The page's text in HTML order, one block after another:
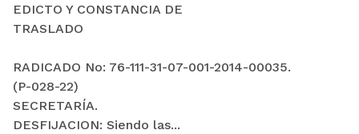
EDICTO Y CONSTANCIA DE
TRASLADO
RADICADO No: 76-111-31-07-001-2014-00035.
(P-028-22)
SECRETARÍA.
DESFIJACION: Siendo las...